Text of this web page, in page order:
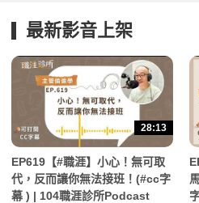
最新影音上架
28:13
EP619【#職涯】小心！無可取
代，反而讓你無法接班！(#cc字
幕 ) | 104職涯診所Podcast